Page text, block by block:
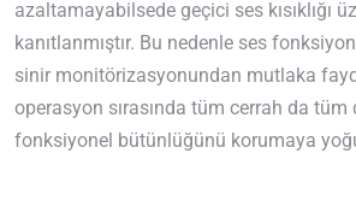
azaltamayabilsede geçici ses kısıklığı
kanıtlanmıştır. Bu nedenle ses
sinir monitörizasyonundan mutlaka
operasyon sırasında tüm cerrah da
fonksiyonel bütünlüğünü korumaya